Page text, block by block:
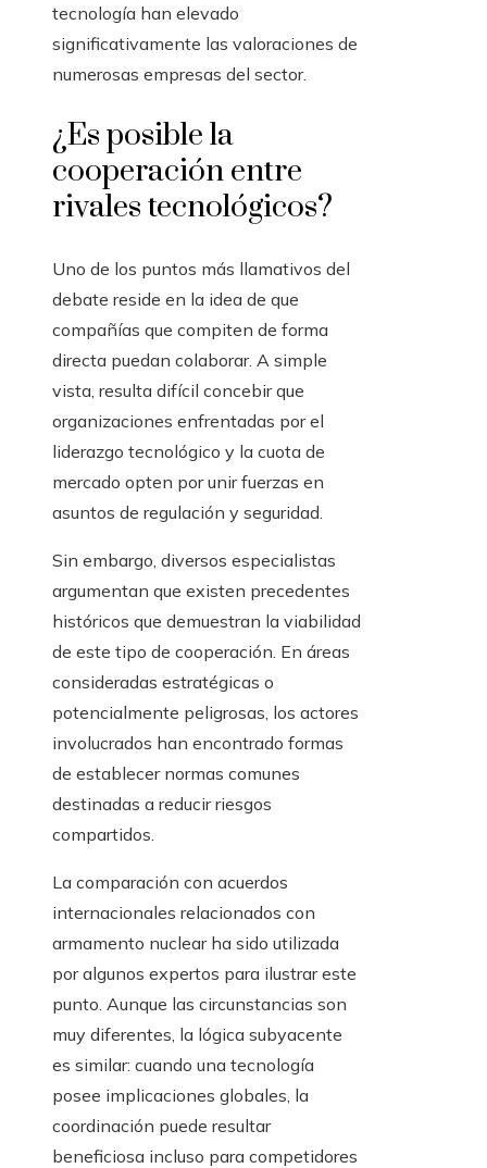
tecnología han elevado
significativamente las valoraciones de
numerosas empresas del sector.
¿Es posible la
cooperación entre
rivales tecnológicos?
Uno de los puntos más llamativos del
debate reside en la idea de que
compañías que compiten de forma
directa puedan colaborar. A simple
vista, resulta difícil concebir que
organizaciones enfrentadas por el
liderazgo tecnológico y la cuota de
mercado opten por unir fuerzas en
asuntos de regulación y seguridad.
Sin embargo, diversos especialistas
argumentan que existen precedentes
históricos que demuestran la viabilidad
de este tipo de cooperación. En áreas
consideradas estratégicas o
potencialmente peligrosas, los actores
involucrados han encontrado formas
de establecer normas comunes
destinadas a reducir riesgos
compartidos.
La comparación con acuerdos
internacionales relacionados con
armamento nuclear ha sido utilizada
por algunos expertos para ilustrar este
punto. Aunque las circunstancias son
muy diferentes, la lógica subyacente
es similar: cuando una tecnología
posee implicaciones globales, la
coordinación puede resultar
beneficiosa incluso para competidores